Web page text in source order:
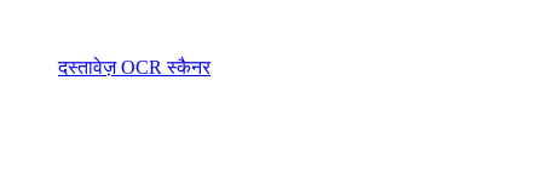
दस्तावेज़ OCR स्कैनर